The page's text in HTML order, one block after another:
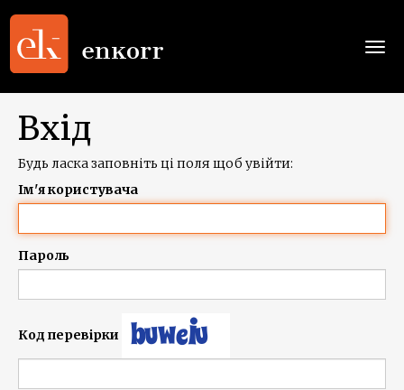
Вхід
Будь ласка заповніть ці поля щоб увійти:
Ім'я користувача
Пароль
Код перевірки